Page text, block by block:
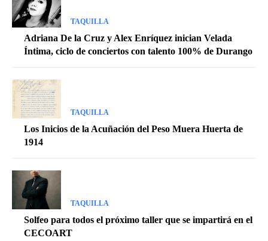
TAQUILLA
Adriana De la Cruz y Alex Enríquez inician Velada
Íntima, ciclo de conciertos con talento 100% de Durango
TAQUILLA
Los Inicios de la Acuñación del Peso Muera Huerta de
1914
TAQUILLA
Solfeo para todos el próximo taller que se impartirá en el
CECOART